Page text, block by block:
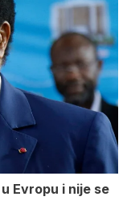
Evropu i nije se